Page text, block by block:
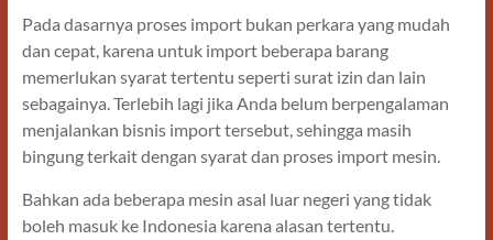
Pada dasarnya proses import bukan perkara yang mudah
dan cepat, karena untuk import beberapa barang
memerlukan syarat tertentu seperti surat izin dan lain
sebagainya. Terlebih lagi jika Anda belum berpengalaman
menjalankan bisnis import tersebut, sehingga masih
bingung terkait dengan syarat dan proses import mesin.
Bahkan ada beberapa mesin asal luar negeri yang tidak
boleh masuk ke Indonesia karena alasan tertentu.